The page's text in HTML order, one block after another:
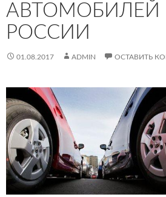
АВТОМОБИЛЕЙ
РОССИИ‍
01.08.2017 ADMIN ОСТАВИТЬ